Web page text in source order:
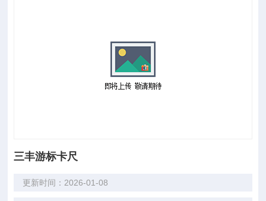
三丰游标卡尺
更新时间：2026-01-08